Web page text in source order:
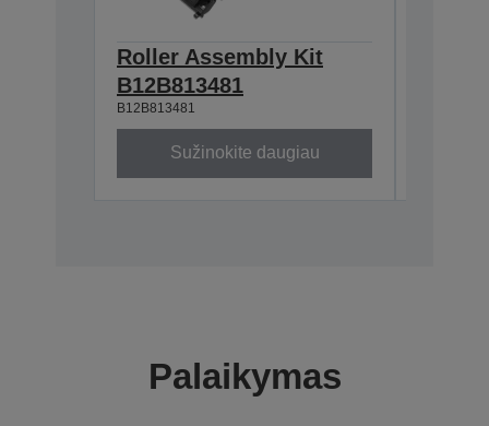
Roller Assembly Kit
B12B813481
B12B813481
Sužinokite daugiau
Palaikymas